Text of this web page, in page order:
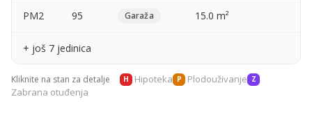
PM2 95 Garaža 15.0 m²
+ još 7 jedinica
Kliknite na stan za detalje H Hipoteka P Plodouživanje Z
Zabrana otuđenja